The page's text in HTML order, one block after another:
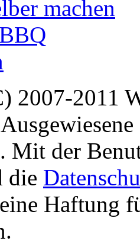
machen
2007-2011
Mit der
die
Haftung